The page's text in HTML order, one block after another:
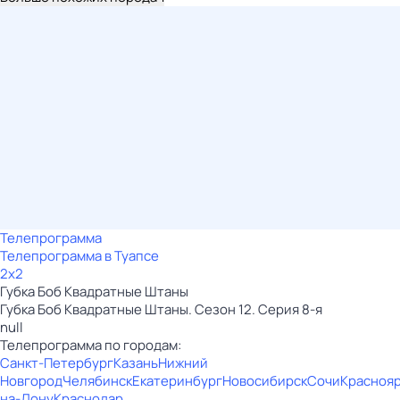
Телепрограмма
Телепрограмма в Туапсе
2x2
Губка Боб Квадратные Штаны
Губка Боб Квадратные Штаны. Сезон 12. Серия 8-я
null
Телепрограмма по городам:
Санкт-ПетербургКазаньНижний
НовгородЧелябинскЕкатеринбургНовосибирскСочи